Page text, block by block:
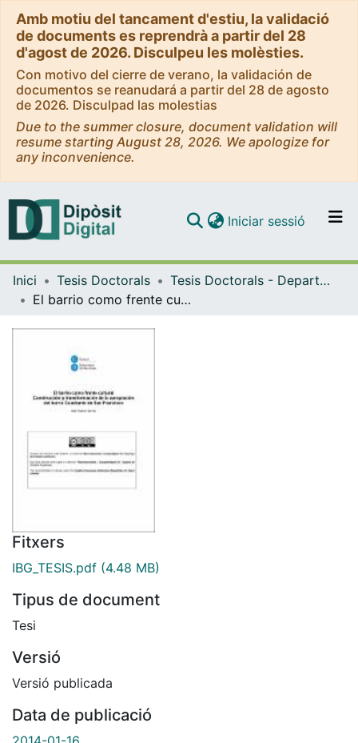
Amb motiu del tancament d'estiu, la validació
de documents es reprendrà a partir del 28
d'agost de 2026. Disculpeu les molèsties.
Con motivo del cierre de verano, la validación de
documentos se reanudará a partir del 28 de agosto
de 2026. Disculpad las molestias
Due to the summer closure, document validation will
resume starting August 28, 2026. We apologize for
any inconvenience.
Navega per tot el DD
Iniciar sessió (current)
Inici Tesis Doctorals
Tesis Doctorals - Departament - Psicologia Social
El barrio como frente cultural. Construcción y transformación de la apropiación del barrio Cuadrante de San Francisco
Fitxers
IBG_TESIS.pdf (4.48 MB)
Tipus de document
Tesi
Versió
Versió publicada
Data de publicació